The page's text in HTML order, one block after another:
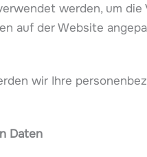
werden, um
auf der Website
wir Ihre
Daten